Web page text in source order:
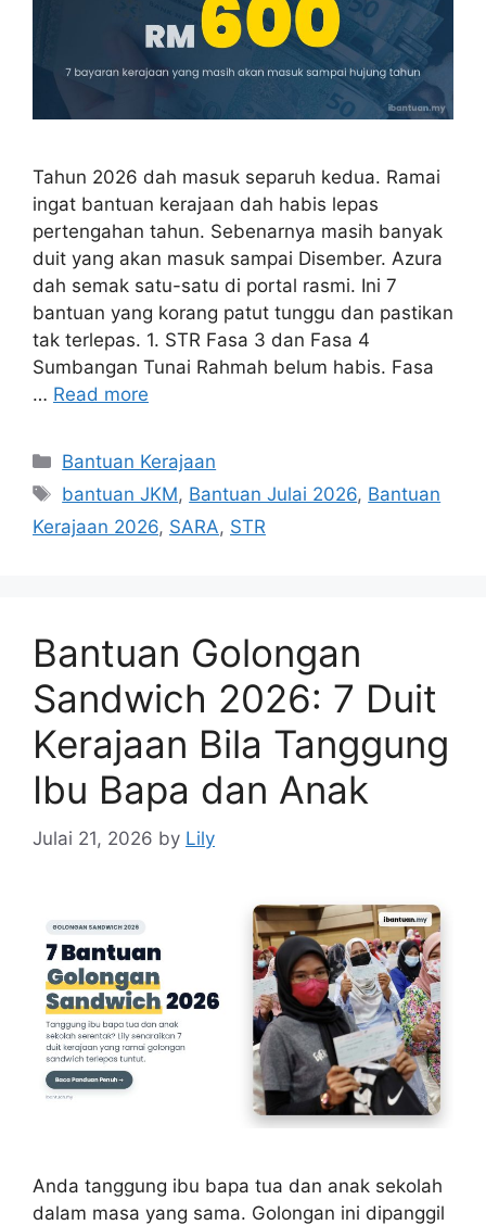
Tahun 2026 dah masuk separuh kedua. Ramai
ingat bantuan kerajaan dah habis lepas
pertengahan tahun. Sebenarnya masih banyak
duit yang akan masuk sampai Disember. Azura
dah semak satu-satu di portal rasmi. Ini 7
bantuan yang korang patut tunggu dan pastikan
tak terlepas. 1. STR Fasa 3 dan Fasa 4
Sumbangan Tunai Rahmah belum habis. Fasa
… Read more
Categories
Bantuan Kerajaan
Tags
bantuan JKM, Bantuan Julai 2026, Bantuan
Kerajaan 2026, SARA, STR
Bantuan Golongan
Sandwich 2026: 7 Duit
Kerajaan Bila Tanggung
Ibu Bapa dan Anak
Julai 21, 2026 by Lily
Anda tanggung ibu bapa tua dan anak sekolah
dalam masa yang sama. Golongan ini dipanggil